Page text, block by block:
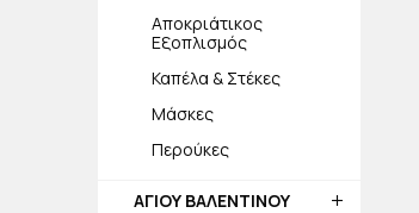
Αποκριάτικος
Εξοπλισμός
Καπέλα & Στέκες
Μάσκες
Περούκες
ΑΓΙΟΥ ΒΑΛΕΝΤΙΝΟΥ